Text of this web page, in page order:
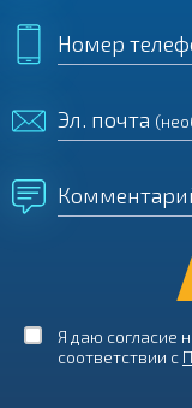
Номер
Эл. почта
Я даю согласие
соответствии с